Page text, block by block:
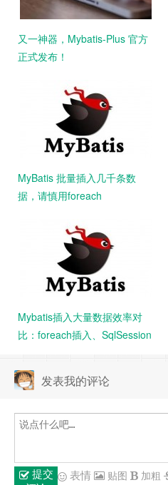
又一神器，Mybatis-Plus 官方
正式发布！
MyBatis 批量插入几千条数
据，请慎用foreach
Mybatis插入大量数据效率对
比：foreach插入、SqlSession
发表我的评论
提交
表情 贴图 加粗